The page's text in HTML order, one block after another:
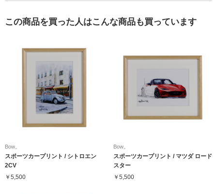
この商品を買った人はこんな商品も買っています
Bow。
スポーツカープリント / シトロエン
2CV
￥5,500
Bow。
スポーツカープリント / マツダ ロード
スター
￥5,500